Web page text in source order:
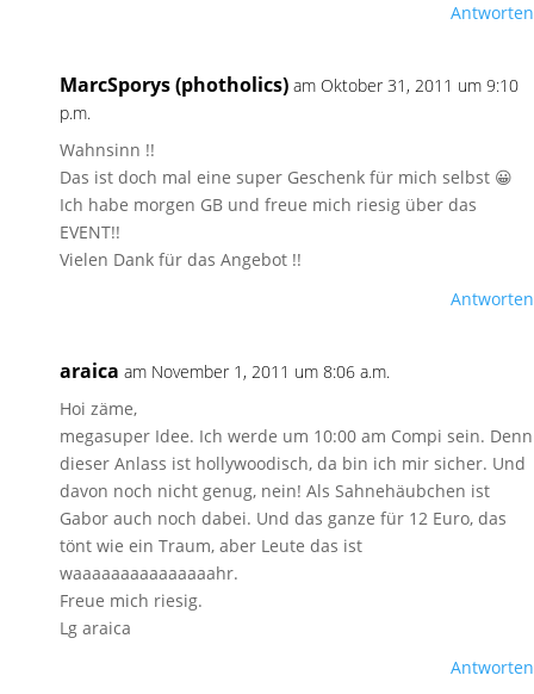
Antworten
MarcSporys (photholics) am Oktober 31, 2011 um 9:10
p.m.
Wahnsinn !!
Das ist doch mal eine super Geschenk für mich selbst 😀
Ich habe morgen GB und freue mich riesig über das
EVENT!!
Vielen Dank für das Angebot !!
Antworten
araica am November 1, 2011 um 8:06 a.m.
Hoi zäme,
megasuper Idee. Ich werde um 10:00 am Compi sein. Denn
dieser Anlass ist hollywoodisch, da bin ich mir sicher. Und
davon noch nicht genug, nein! Als Sahnehäubchen ist
Gabor auch noch dabei. Und das ganze für 12 Euro, das
tönt wie ein Traum, aber Leute das ist
waaaaaaaaaaaaaaahr.
Freue mich riesig.
Lg araica
Antworten